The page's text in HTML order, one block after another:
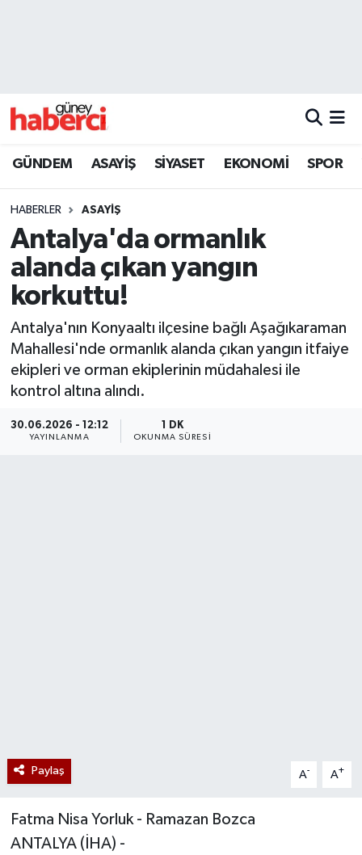
GÜNDEM ASAYİŞ SİYASET EKONOMİ SPOR
HABERLER ASAYİŞ
Antalya'da ormanlık
alanda çıkan yangın
korkuttu!
Antalya'nın Konyaaltı ilçesine bağlı Aşağıkaraman
Mahallesi'nde ormanlık alanda çıkan yangın itfaiye
ekipleri ve orman ekiplerinin müdahalesi ile
kontrol altına alındı.
30.06.2026 - 12:12
YAYINLANMA
1 DK
OKUNMA SÜRESI
Paylaş A- A+
Fatma Nisa Yorluk - Ramazan Bozca
ANTALYA (İHA) -
Beyoğlu Trafik Yoğunluk Haritası
Son Dakika Haberleri
Haber Arşivi